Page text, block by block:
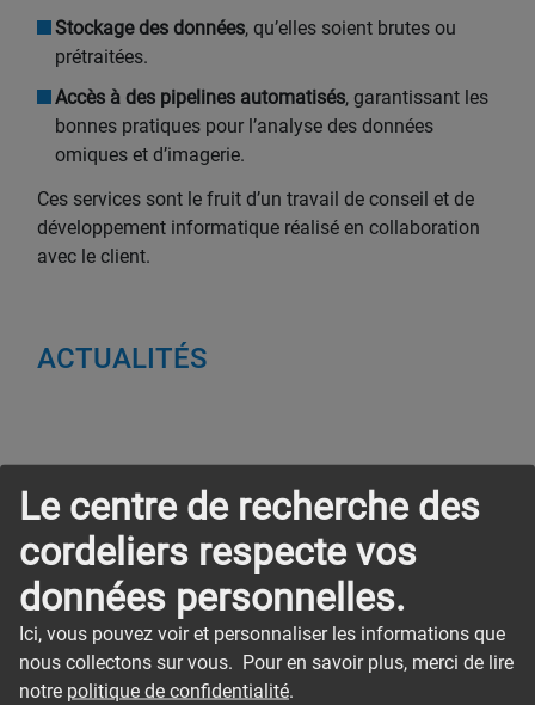
Le centre de recherche des
cordeliers respecte vos
données personnelles.
Ici, vous pouvez voir et personnaliser les informations que
nous collectons sur vous. Pour en savoir plus, merci de lire
notre politique de confidentialité.
Stockage des données, qu’elles soient brutes ou
prétraitées.
Accès à des pipelines automatisés, garantissant les
bonnes pratiques pour l’analyse des données
omiques et d’imagerie.
Ces services sont le fruit d’un travail de conseil et de
développement informatique réalisé en collaboration
avec le client.
ACTUALITÉS
La plateforme CAIBI est désormais ouverte !
Mars 2025
Nos services sont officiellement accessibles, et nous
sommes impatients de collaborer avec vous.
N’hésitez pas à nous contacter et à venir rencontrer
l’équipe — nous sommes là pour accompagner vos
projets de recherche.